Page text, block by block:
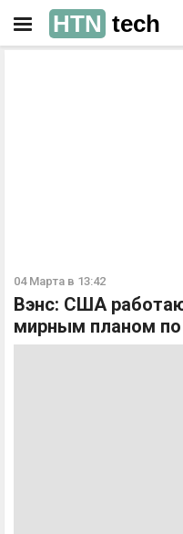
HTN tech
04 Марта в 13:42
Вэнс: США
мирным планом по